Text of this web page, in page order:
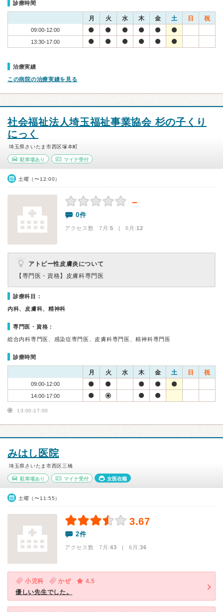
診療時間
月 火 水 木 金 土 日 祝
09:00-12:00
13:30-17:00
治療実績
この病院の治療実績を見る
社会福祉法人埼玉福祉事業協会 杉の子くり
にっく
埼玉県さいたま市西区塚本町
駐車場あり マイナ受付
土曜（〜12:00）
－
0件
アクセス数 7月:5 | 6月:12
アトピー性皮膚炎について
【専門医・資格】 皮膚科専門医
診療科目：
内科、皮膚科、精神科
専門医・資格：
総合内科専門医、感染症専門医、皮膚科専門医、精神科専門医
診療時間
月 火 水 木 金 土 日 祝
09:00-12:00
14:00-17:00
13:00-17:00
みはし医院
埼玉県さいたま市西区三橋
駐車場あり マイナ受付 女医在籍
土曜（〜11:55）
3.67
2件
アクセス数 7月:43 | 6月:36
小児科 かぜ
4.5
優しい先生でした。